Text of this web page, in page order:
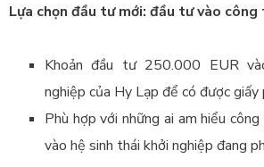
Lựa chọn đầu tư mới: đầu tư vào
Khoản đầu tư 250.000 EUR
nghiệp của Hy Lạp để có được
Phù hợp với những ai am hiểu
vào hệ sinh thái khởi nghiệp đang